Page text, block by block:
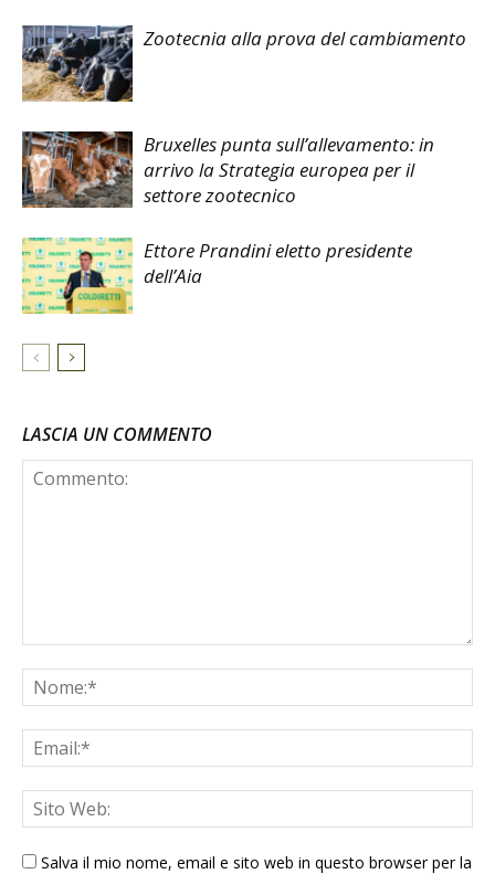
Zootecnia alla prova del cambiamento
Bruxelles punta sull’allevamento: in
arrivo la Strategia europea per il
settore zootecnico
Ettore Prandini eletto presidente
dell’Aia
LASCIA UN COMMENTO
Salva il mio nome, email e sito web in questo browser per la